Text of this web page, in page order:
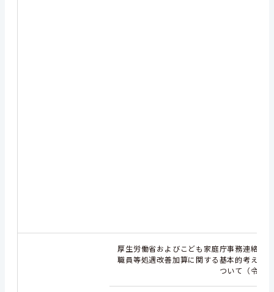
厚生労働省およびこども家庭庁事務連絡（
職員等処遇改善加算に関する基本的考え方
ついて（令和